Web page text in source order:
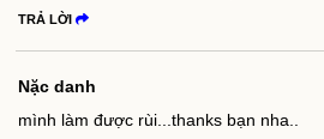
TRẢ LỜI
Nặc danh
mình làm được rùi...thanks bạn nha..